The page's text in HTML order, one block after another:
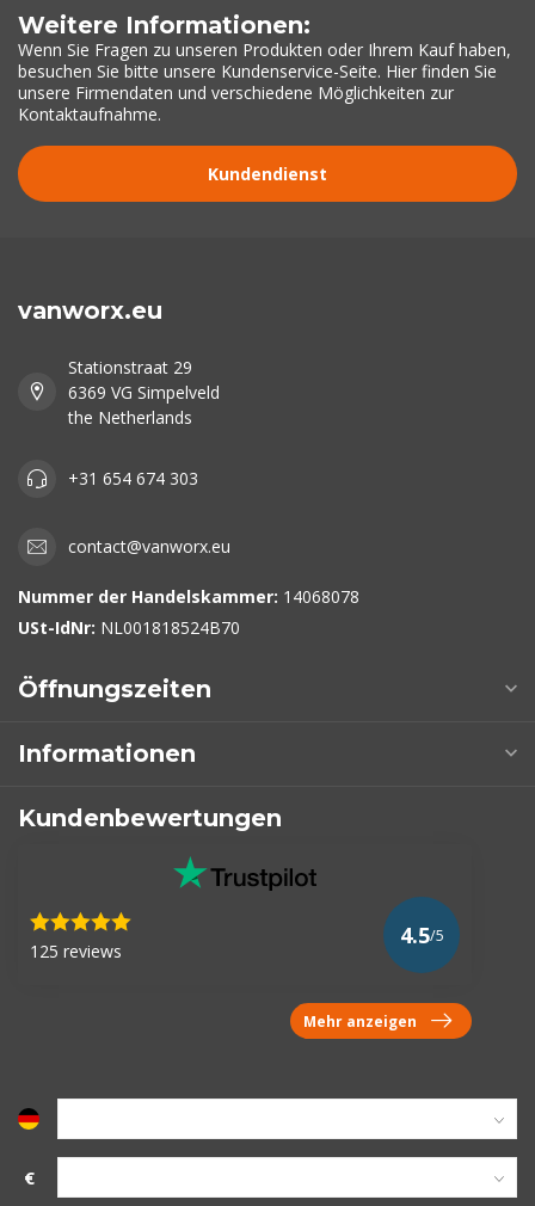
Weitere Informationen:
Wenn Sie Fragen zu unseren Produkten oder Ihrem Kauf haben,
besuchen Sie bitte unsere Kundenservice-Seite. Hier finden Sie
unsere Firmendaten und verschiedene Möglichkeiten zur
Kontaktaufnahme.
Kundendienst
vanworx.eu
Stationstraat 29
6369 VG Simpelveld
the Netherlands
+31 654 674 303
contact@vanworx.eu
Nummer der Handelskammer: 14068078
USt-IdNr: NL001818524B70
Öffnungszeiten
Informationen
Kundenbewertungen
125 reviews
4.5/5
Mehr anzeigen
€